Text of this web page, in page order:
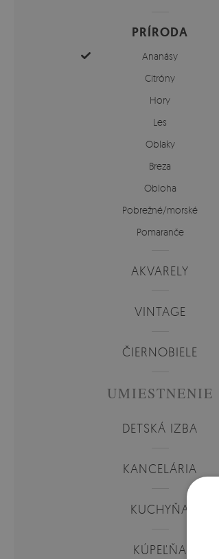
PRÍRODA
Ananásy
Citróny
Hory
Les
Oblaky
Breza
Obloha
Pobrežné/morské
Pomaranče
AKVARELY
VINTAGE
ČIERNOBIELE
UMIESTNENIE
DETSKÁ IZBA
KANCELÁRIA
KUCHYŇA
KÚPEĽŇA